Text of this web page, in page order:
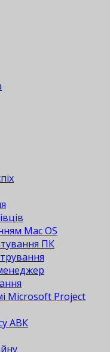
Mac OS
ПК
Microsoft Project
АВК